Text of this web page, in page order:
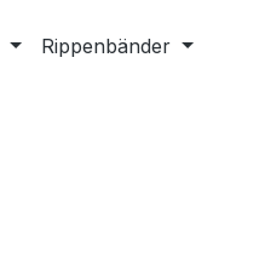
Rippenbänder